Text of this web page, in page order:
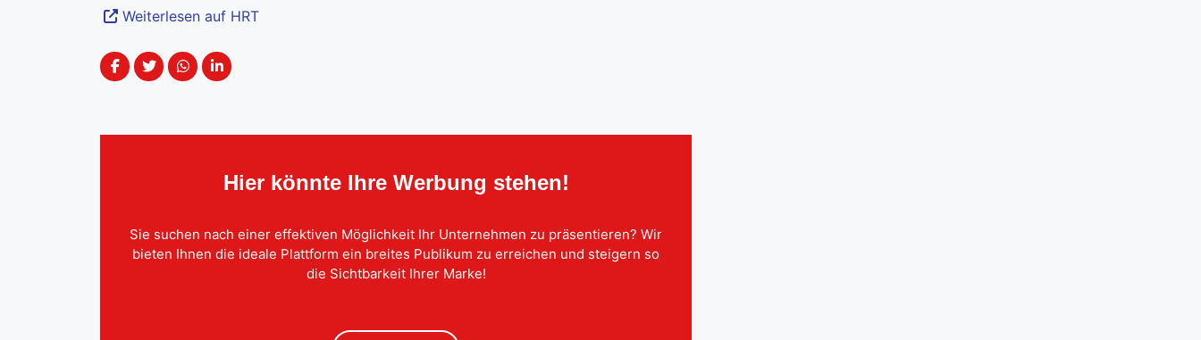
Weiterlesen auf HRT
Hier könnte Ihre Werbung stehen!
Sie suchen nach einer effektiven Möglichkeit Ihr Unternehmen zu präsentieren? Wir
bieten Ihnen die ideale Plattform ein breites Publikum zu erreichen und steigern so
die Sichtbarkeit Ihrer Marke!